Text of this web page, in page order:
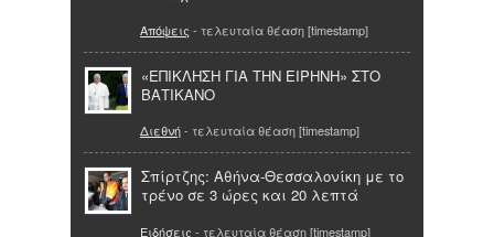
Απόψεις - τελευταία θέαση [timestamp]
«ΕΠΙΚΛΗΣΗ ΓΙΑ ΤΗΝ ΕΙΡΗΝΗ» ΣΤΟ
ΒΑΤΙΚΑΝΟ
Διεθνή- τελευταία θέαση [timestamp]
Σπίρτζης: Αθήνα-Θεσσαλονίκη με το
τρένο σε 3 ώρες και 20 λεπτά
Ειδήσεις - τελευταία θέαση [timestamp]